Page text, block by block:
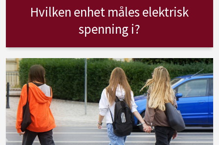
Hvilken enhet måles elektrisk
spenning i?